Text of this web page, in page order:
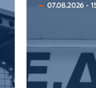
07.08.2026 -